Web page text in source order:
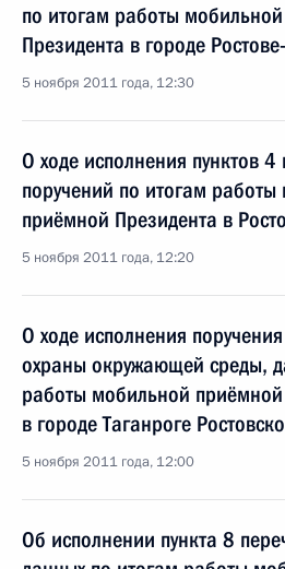
по итогам работы
Президента в городе
5 ноября 2011 года, 12:30
О ходе исполнения пунктов 4
поручений по итогам
приёмной Президента в
5 ноября 2011 года, 12:20
О ходе исполнения
охраны окружающей среды,
работы мобильной
в городе Таганроге
5 ноября 2011 года, 12:00
Об исполнении пункта 8